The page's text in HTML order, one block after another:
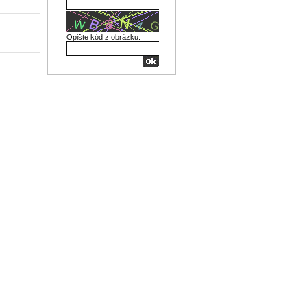
Opište kód z obrázku: